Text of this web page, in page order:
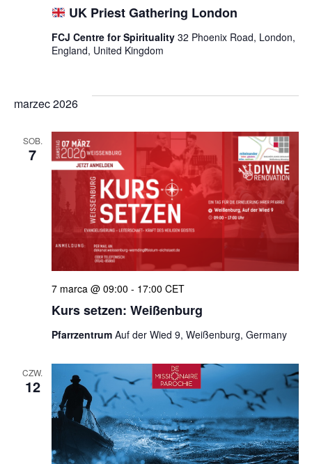
UK Priest Gathering London
FCJ Centre for Spirituality 32 Phoenix Road, London,
England, United Kingdom
marzec 2026
SOB.
7
Kurs setzen: Weißenburg
7 marca @ 09:00 - 17:00 CET
Pfarrzentrum Auf der Wied 9, Weißenburg, Germany
CZW.
12